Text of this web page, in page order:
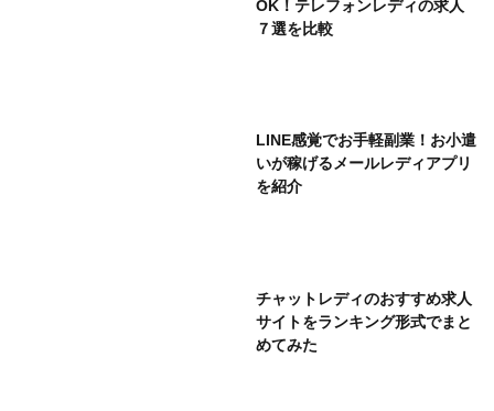
OK！テレフォンレディの求人
７選を比較
LINE感覚でお手軽副業！お小遣
いが稼げるメールレディアプリ
を紹介
チャットレディのおすすめ求人
サイトをランキング形式でまと
めてみた